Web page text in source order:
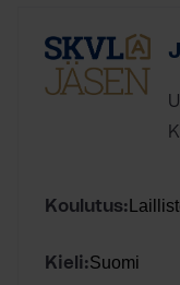
Koulutus:
Kieli:Suomi